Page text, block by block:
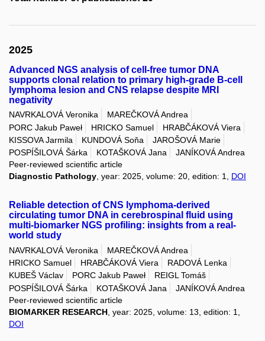
2025
Advanced NGS analysis of cell-free tumor DNA
supports clonal relation to primary high-grade B-cell
lymphoma lesion and CNS relapse despite MRI
negativity
NAVRKALOVÁ Veronika
MAREČKOVÁ Andrea
PORC Jakub Paweł
HRICKO Samuel
HRABČÁKOVÁ Viera
KISSOVA Jarmila
KUNDOVÁ Soňa
JAROŠOVÁ Marie
POSPÍŠILOVÁ Šárka
KOTAŠKOVÁ Jana
JANÍKOVÁ Andrea
Peer-reviewed scientific article
Diagnostic Pathology, year: 2025, volume: 20, edition: 1, DOI
Reliable detection of CNS lymphoma-derived
circulating tumor DNA in cerebrospinal fluid using
multi-biomarker NGS profiling: insights from a real-
world study
NAVRKALOVÁ Veronika
MAREČKOVÁ Andrea
HRICKO Samuel
HRABČÁKOVÁ Viera
RADOVÁ Lenka
KUBEŠ Václav
PORC Jakub Paweł
REIGL Tomáš
POSPÍŠILOVÁ Šárka
KOTAŠKOVÁ Jana
JANÍKOVÁ Andrea
Peer-reviewed scientific article
BIOMARKER RESEARCH , year: 2025, volume: 13, edition: 1,
DOI